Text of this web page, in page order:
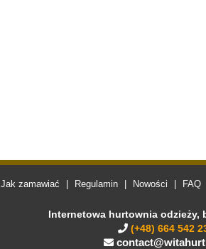
Jak zamawiać Regulamin Nowości FAQ
Internetowa hurtownia odzieży,
(+48) 664 542